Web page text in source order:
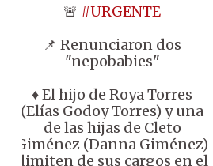
🚨 #URGENTE
📌 Renunciaron dos
"nepobabies"
♦️ El hijo de Roya Torres
(Elías Godoy Torres) y una
de las hijas de Cleto
Giménez (Danna Giménez)
dimiten de sus cargos en el